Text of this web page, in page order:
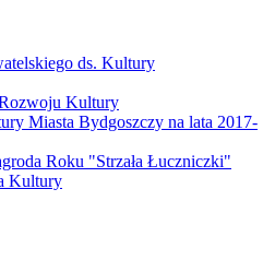
ds. Kultury
Kultury
Miasta Bydgoszczy na lata 2017-
Roku "Strzała Łuczniczki"
Kultury